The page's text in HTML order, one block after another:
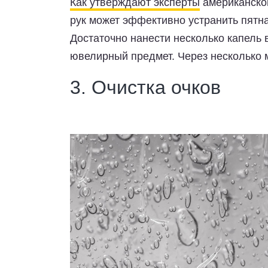
Как утверждают эксперты
рук может эффективно устранить
Достаточно нанести несколько
ювелирный предмет. Через несколько
3. Очистка очков